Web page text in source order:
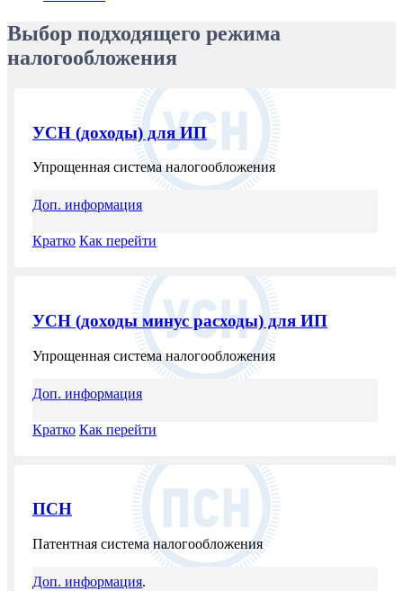
Выбор подходящего режима
налогообложения
УСН (доходы) для ИП
Упрощенная система налогообложения
Доп. информация
Кратко Как перейти
УСН (доходы минус расходы) для ИП
Упрощенная система налогообложения
Доп. информация
Кратко Как перейти
ПСН
Патентная система налогообложения
Доп. информация.